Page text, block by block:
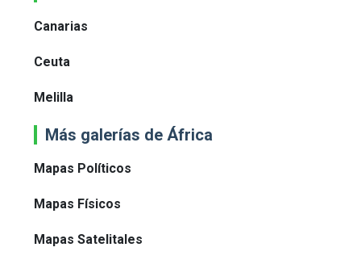
Canarias
Ceuta
Melilla
Más galerías de África
Mapas Políticos
Mapas Físicos
Mapas Satelitales